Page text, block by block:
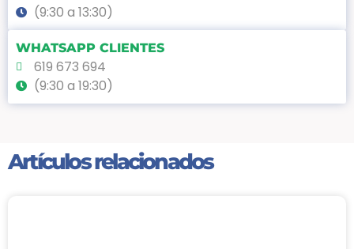
(9:30 a 13:30)
WHATSAPP CLIENTES
619 673 694
(9:30 a 19:30)
Artículos relacionados